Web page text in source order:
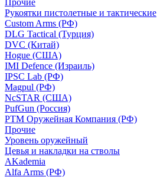
Прочие
Рукоятки пистолетные и тактические
Custom Arms (РФ)
DLG Tactical (Турция)
DVC (Китай)
Hogue (США)
IMI Defence (Израиль)
IPSC Lab (РФ)
Magpul (РФ)
NcSTAR (США)
PufGun (Россия)
РТМ Оружейная Компания (РФ)
Прочие
Уровень оружейный
Цевья и накладки на стволы
AKademia
Alfa Arms (РФ)